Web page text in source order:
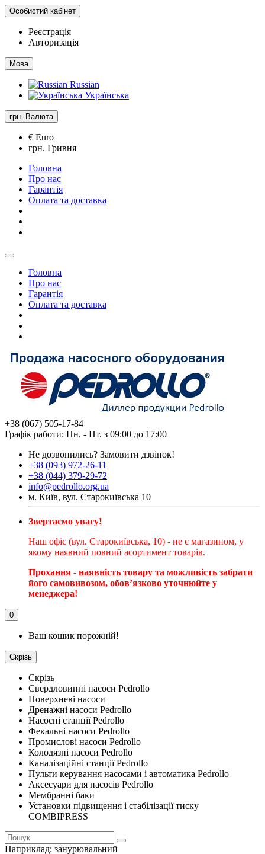
Особистий кабінет
Реєстрація
Авторизація
Мова
Russian
Українська
грн. Валюта
€ Euro
грн. Гривня
Головна
Про нас
Гарантія
Оплата та доставка
Головна
Про нас
Гарантія
Оплата та доставка
+38 (067) 505-17-84
Графік работи: Пн. - Пт. з 09:00 до 17:00
Не дозвонились? Замовити дзвінок!
+38 (093) 972-26-11
+38 (044) 379-29-72
info@pedrollo.org.ua
м. Київ, вул. Старокиївська 10
Звертаємо увагу!
Наш офіс (вул. Старокиївська, 10) - не є магазином, у
якому наявний повний асортимент товарів.
Прохання - наявність товару та можливість забрати
його самовивозом, обовʼязково уточнюйте у
менеджера!
0
Ваш кошик порожній!
Скрізь
Скрізь
Свердловинні насоси Pedrollo
Поверхневі насоси
Дренажні насоси Pedrollo
Насосні станції Pedrollo
Фекальні насоси Pedrollo
Промислові насоси Pedrollo
Колодязні насоси Pedrollo
Каналізаційні станції Pedrollo
Пульти керування насосами і автоматика Pedrollo
Аксесуари для насосів Pedrollo
Мембранні баки
Установки підвищення і стабілізації тиску
COMBIPRESS
Наприклад: занурювальний